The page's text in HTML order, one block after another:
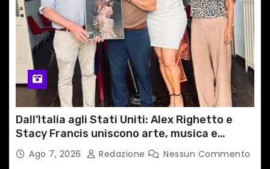
Dall’Italia agli Stati Uniti: Alex Righetto e
Stacy Francis uniscono arte, musica e
tecnologia in un nuovo progetto
internazionale”
Ago 7, 2026 Redazione Nessun Commento